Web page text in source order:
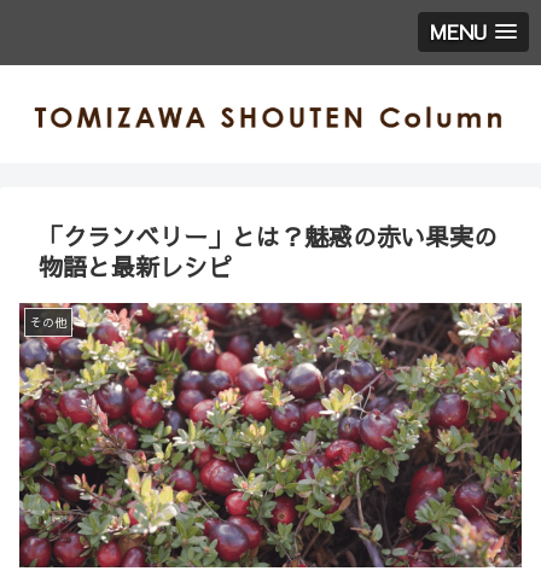
MENU
「クランベリー」とは？魅惑の赤い果実の
物語と最新レシピ
その他